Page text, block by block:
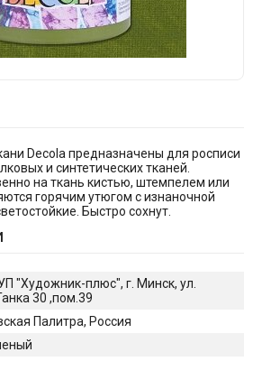
Decola предназначены для росписи
и синтетических тканей.
на ткань кистью, штемпелем или
горячим утюгом с изнаночной
Быстро сохнут.
"Художник-плюс", г. Минск, ул.
30 ,пом.39
Палитра, Россия